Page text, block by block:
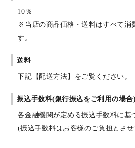
10％
※当店の商品価格・送料はすべて消
す。
送料
下記【配送方法】をご覧ください。
振込手数料(銀行振込をご利用の場合)
各金融機関が定める振込手数料に基
(振込手数料はお客様のご負担とさ